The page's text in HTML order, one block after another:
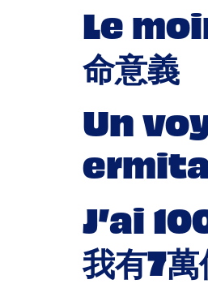
Le
命意義
Un
J’ai
我有7